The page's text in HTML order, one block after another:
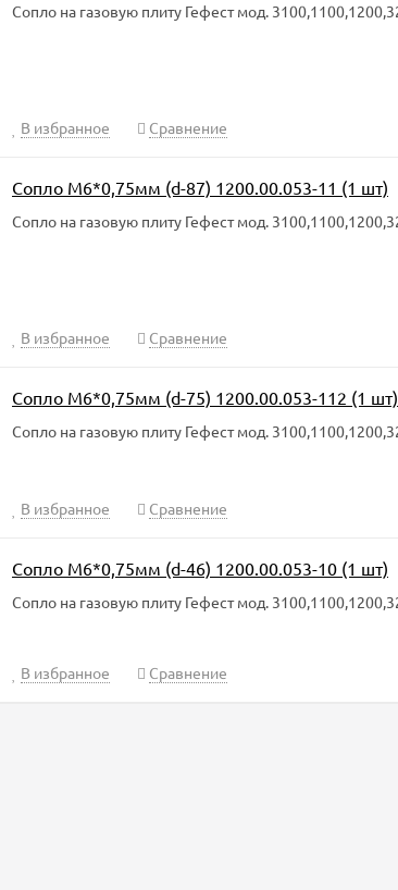
Сопло на газовую плиту Гефест мод.
В избранное Сравнение
Сопло М6*0,75мм (d-87) 1200.00.053-11 (1 шт)
Сопло на газовую плиту Гефест мод.
В избранное Сравнение
Сопло М6*0,75мм (d-75) 1200.00.053-112 (1 шт)
Сопло на газовую плиту Гефест мод.
В избранное Сравнение
Сопло М6*0,75мм (d-46) 1200.00.053-10 (1 шт)
Сопло на газовую плиту Гефест мод.
В избранное Сравнение